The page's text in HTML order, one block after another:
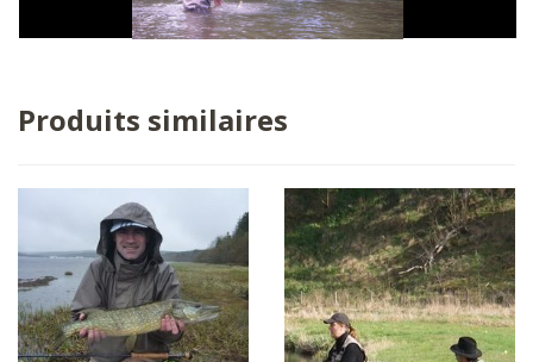
Produits similaires